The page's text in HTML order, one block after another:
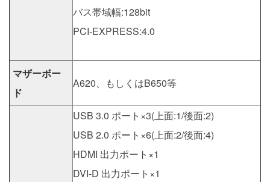
バス帯域幅:128bit
PCI-EXPRESS:4.0
マザーボー
ド
A620、もしくはB650等
USB 3.0 ポート×3(上面:1/後面:2)
USB 2.0 ポート×6(上面:2/後面:4)
HDMI 出力ポート×1
DVI-D 出力ポート×1